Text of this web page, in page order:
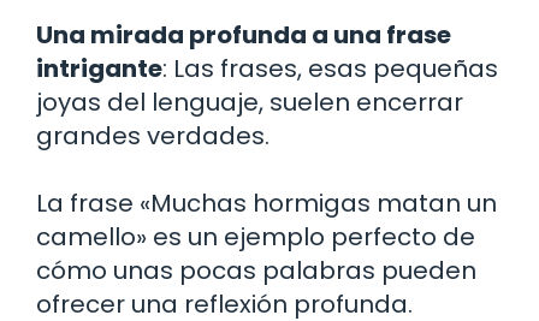
Una mirada profunda a una frase
intrigante: Las frases, esas pequeñas
joyas del lenguaje, suelen encerrar
grandes verdades.
La frase «Muchas hormigas matan un
camello» es un ejemplo perfecto de
cómo unas pocas palabras pueden
ofrecer una reflexión profunda.